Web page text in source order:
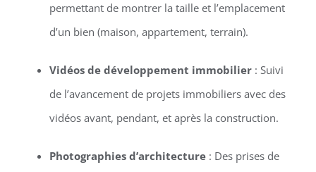
permettant de montrer la taille et l’emplacement
d’un bien (maison, appartement, terrain).
Vidéos de développement immobilier: Suivi
de l’avancement de projets immobiliers avec des
vidéos avant, pendant, et après la construction.
Photographies d’architecture: Des prises de